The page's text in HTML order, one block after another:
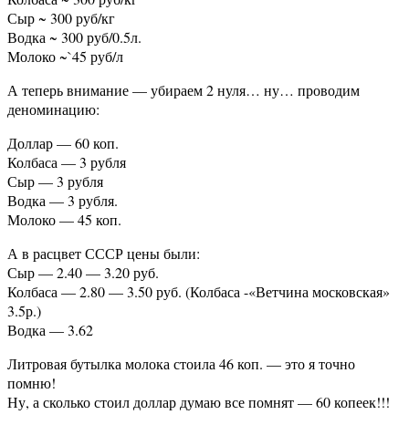
Сыр ~ 300 руб/кг
Водка ~ 300 руб/0.5л.
Молоко ~`45 руб/л
А теперь внимание — убираем 2 нуля… ну… проводим
деноминацию:
Доллар — 60 коп.
Колбаса — 3 рубля
Сыр — 3 рубля
Водка — 3 рубля.
Молоко — 45 коп.
А в расцвет СССР цены были:
Сыр — 2.40 — 3.20 руб.
Колбаса — 2.80 — 3.50 руб. (Колбаса -«Ветчина московская»
3.5р.)
Водка — 3.62
Литровая бутылка молока стоила 46 коп. — это я точно
помню!
Ну, а сколько стоил доллар думаю все помнят — 60 копеек!!!